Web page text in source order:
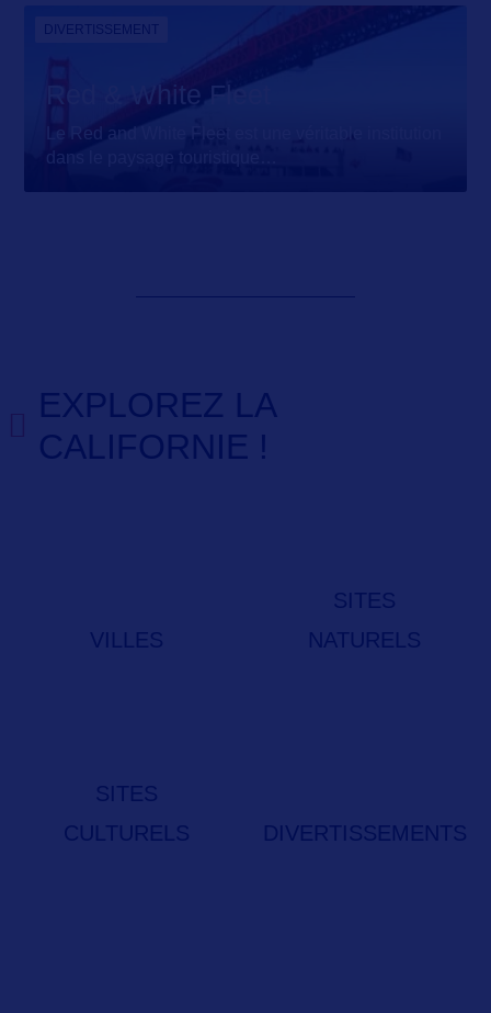
DIVERTISSEMENT
Red & White Fleet
Le Red and White Fleet est une véritable institution
dans le paysage touristique
EXPLOREZ LA
CALIFORNIE !
VILLES
SITES
NATURELS
SITES
CULTURELS
DIVERTISSEMENTS